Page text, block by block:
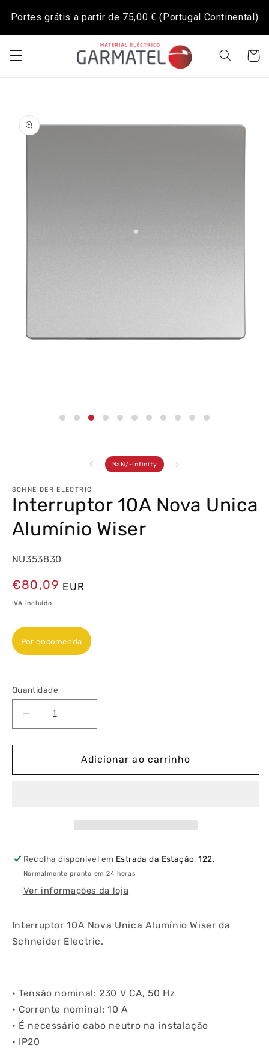
Portes grátis a partir de 75,00 € (Portugal Continental)
para o
conteúdo
informação
do produto
NaN/ de
-Infinity
SCHNEIDER ELECTRIC
Interruptor 10A Nova Unica
Alumínio Wiser
NU353830
Preço
normal
€80,09 EUR
IVA incluído.
Por encomenda
Quantidade
Diminuir
a
quantidade
Interruptor
Aumentar
a
quantidade
de
Interruptor
Adicionar ao carrinho
Recolha disponível em Estrada da Estação, 122,
Normalmente pronto em 24 horas
Ver informações da loja
Interruptor 10A Nova Unica Alumínio Wiser da
Schneider Electric.
• Tensão nominal: 230 V CA, 50 Hz
• Corrente nominal: 10 A
• É necessário cabo neutro na instalação
• IP20